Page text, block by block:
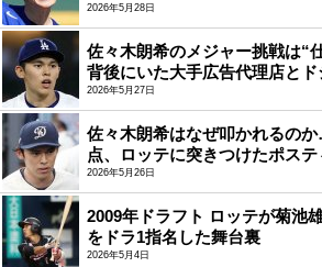
2026年5月28日
佐々木朗希のメジャー挑戦は“
背後にいた大手広告代理店と
2026年5月27日
佐々木朗希はなぜ叩かれるの
点、ロッテに突きつけたポス
2026年5月26日
2009年ドラフト ロッテが菊池
をドラ1指名した舞台裏
2026年5月4日